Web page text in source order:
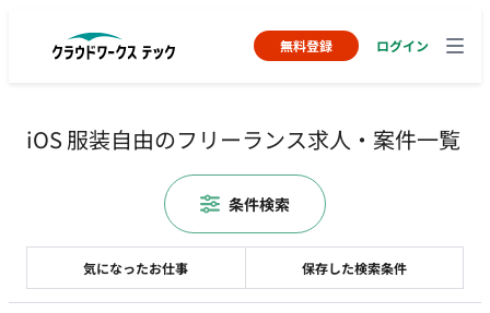
無料登録 ログイン
iOS 服装自由のフリーランス求人・案件一覧
気になったお仕事 保存した検索条件
条件検索